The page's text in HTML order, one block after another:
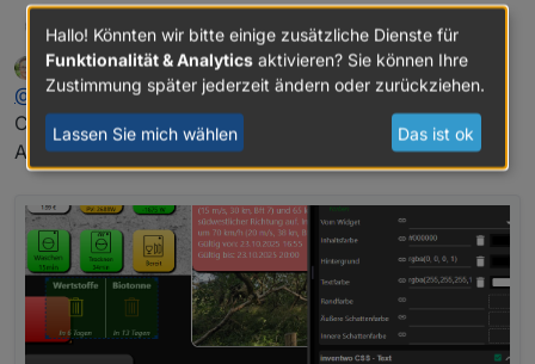
skvarel@ Merlin123 sagte in Trash HTML Widget VIS2 :
@skvarel
Kann ich eigentlich die Textfarbe und die
Hintergrundfarbe ändern? Im Widget bringt eine
Hintergrund- und Textfarbe klappt im Widget:
Offline
Merlin123schrieb am27. Nov. 2025, 09:20
zuletzt editiert von
@ skvarelhmm... Geht bei mir irgendwie nicht....
Chrome unter Windows bzw. Fully Browser unter
Android
Hallo! Könnten wir bitte einige zusätzliche Dienste für
Funktionalität & Analytics aktivieren? Sie können Ihre
Zustimmung später jederzeit ändern oder zurückziehen.
Lassen Sie mich wählen Das ist ok